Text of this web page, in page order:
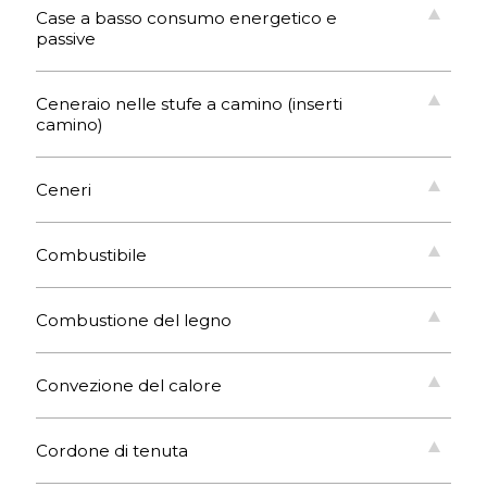
Case a basso consumo energetico e
passive
Ceneraio nelle stufe a camino (inserti
camino)
Ceneri
Combustibile
Combustione del legno
Convezione del calore
Cordone di tenuta